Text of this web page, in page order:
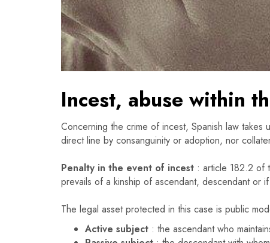
Incest, abuse within
Concerning the crime of incest, Spanish law takes
direct line by consanguinity or adoption, nor
Penalty in the event of incest : article 182.2 of
prevails of a kinship of ascendant, descendant or
The legal asset protected in this case is public
Active subject : the ascendant who